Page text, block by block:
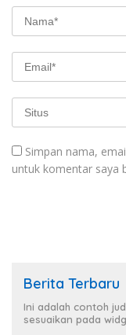
Simpan nama,
untuk komentar saya
Berita Terbaru
Ini adalah contoh
sesuaikan pada